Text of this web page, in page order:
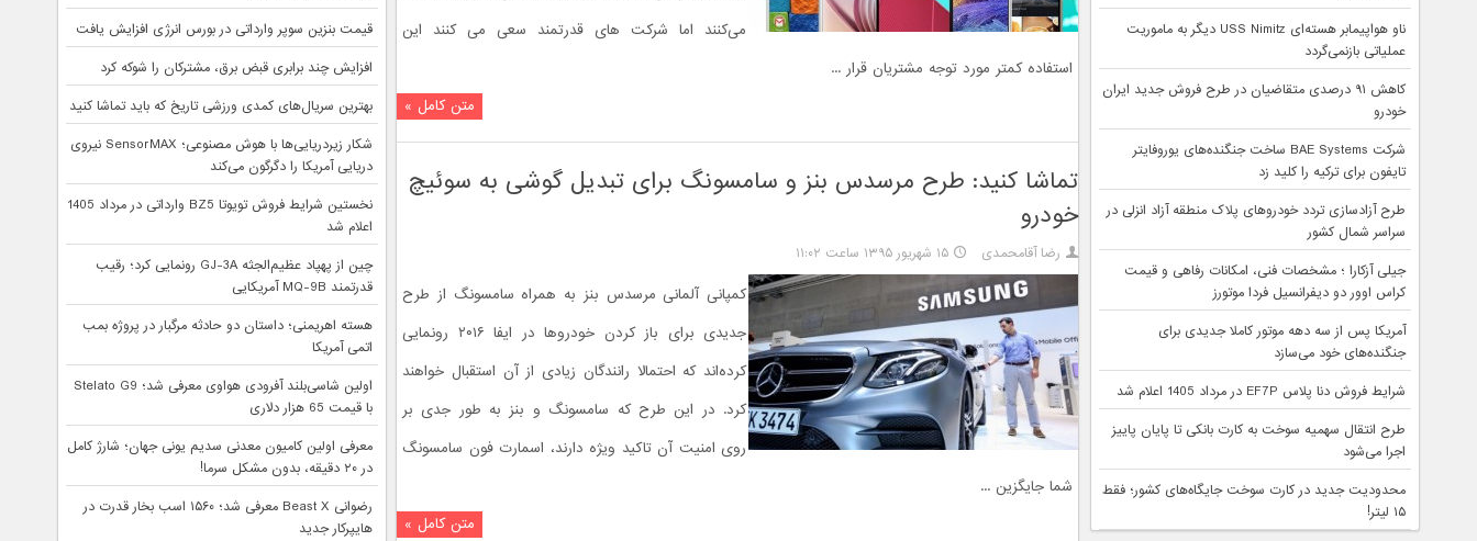
می‌کنند اما شرکت های قدرتمند سعی می کنند این
استفاده کمتر مورد توجه مشتریان قرار ...
متن کامل »
تماشا کنید: طرح مرسدس بنز و سامسونگ برای تبدیل گوشی به سوئیچ
خودرو
رضا آقامحمدی ۱۵ شهریور ۱۳۹۵ ساعت ۱۱:۰۲
کمپانی آلمانی مرسدس بنز به همراه سامسونگ از طرح
جدیدی برای باز کردن خودروها در ایفا ۲۰۱۶ رونمایی
کرده‌اند که احتمالا رانندگان زیادی از آن استقبال خواهند
کرد. در این طرح که سامسونگ و بنز به طور جدی بر
روی امنیت آن تاکید ویژه دارند، اسمارت فون سامسونگ
شما جایگزین ...
متن کامل »
ناو هواپیمابر هسته‌ای USS Nimitz دیگر به ماموریت
عملیاتی بازنمی‌گردد
کاهش ۹۱ درصدی متقاضیان در طرح فروش جدید ایران
خودرو
شرکت BAE Systems ساخت جنگنده‌های یوروفایتر
تایفون برای ترکیه را کلید زد
طرح آزادسازی تردد خودروهای پلاک منطقه آزاد انزلی در
سراسر شمال کشور
جیلی آزکارا ؛ مشخصات فنی، امکانات رفاهی و قیمت
کراس اوور دو دیفرانسیل فردا موتورز
آمریکا پس از سه دهه موتور کاملا جدیدی برای
جنگنده‌های خود می‌سازد
شرایط فروش دنا پلاس EF7P در مرداد 1405 اعلام شد
طرح انتقال سهمیه سوخت به کارت بانکی تا پایان پاییز
اجرا می‌شود
محدودیت جدید در کارت سوخت جایگاه‌های کشور؛ فقط
۱۵ لیتر!
قیمت بنزین سوپر وارداتی در بورس انرژی افزایش یافت
افزایش چند برابری قبض برق، مشترکان را شوکه کرد
بهترین سریال‌های کمدی ورزشی تاریخ که باید تماشا کنید
شکار زیردریایی‌ها با هوش مصنوعی؛ SensorMAX نیروی
دریایی آمریکا را دگرگون می‌کند
نخستین شرایط فروش تویوتا BZ5 وارداتی در مرداد 1405
اعلام شد
چین از پهپاد عظیم‌الجثه GJ-3A رونمایی کرد؛ رقیب
قدرتمند MQ-9B آمریکایی
هسته اهریمنی؛ داستان دو حادثه مرگبار در پروژه بمب
اتمی آمریکا
اولین شاسی‌بلند آفرودی هواوی معرفی شد؛ Stelato G9
با قیمت 65 هزار دلاری
معرفی اولین کامیون معدنی سدیم یونی جهان؛ شارژ کامل
در ۲۰ دقیقه، بدون مشکل سرما!
رضوانی Beast X معرفی شد؛ ۱۵۶۰ اسب بخار قدرت در
هایپرکار جدید